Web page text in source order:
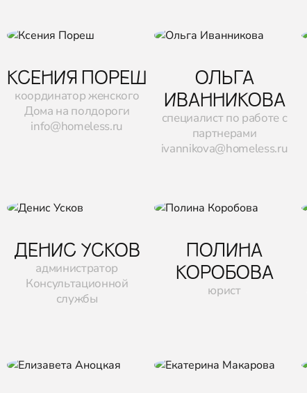
КСЕНИЯ ПОРЕШ
координатор женского
Дома на полдороги
info@homeless.ru
ОЛЬГА
ИВАННИКОВА
специалист по работе с
партнерами
ivannikova@homeless.ru
ДЕНИС УСКОВ
администратор
Консультационной
службы
ПОЛИНА
КОРОБОВА
юрист